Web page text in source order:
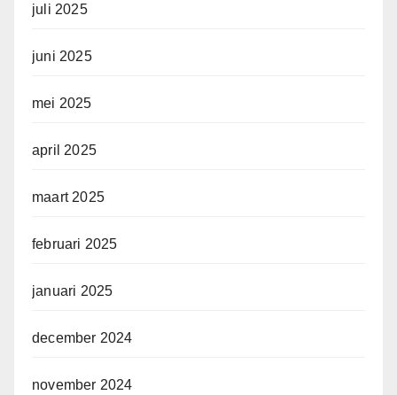
juli 2025
juni 2025
mei 2025
april 2025
maart 2025
februari 2025
januari 2025
december 2024
november 2024